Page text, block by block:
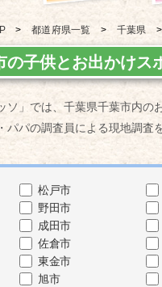
都道府県一覧 千葉県
の子供とお出かけス
ソ」では、千葉県千葉市内の
パパの調査員による現地調査
松戸市
野田市
成田市
佐倉市
東金市
旭市